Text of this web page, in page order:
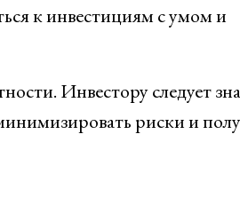
к инвестициям с умом и
Инвестору следует
риски и